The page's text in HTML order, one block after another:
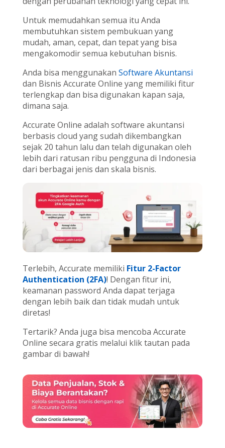
Untuk memudahkan semua itu Anda
membutuhkan sistem pembukuan yang
mudah, aman, cepat, dan tepat yang bisa
mengakomodir semua kebutuhan bisnis.
Anda bisa menggunakan Software Akuntansi
dan Bisnis Accurate Online yang memiliki fitur
terlengkap dan bisa digunakan kapan saja,
dimana saja.
Accurate Online adalah software akuntansi
berbasis cloud yang sudah dikembangkan
sejak 20 tahun lalu dan telah digunakan oleh
lebih dari ratusan ribu pengguna di Indonesia
dari berbagai jenis dan skala bisnis.
Terlebih, Accurate memiliki Fitur 2-Factor
Authentication (2FA)! Dengan fitur ini,
keamanan password Anda dapat terjaga
dengan lebih baik dan tidak mudah untuk
diretas!
Tertarik? Anda juga bisa mencoba Accurate
Online secara gratis melalui klik tautan pada
gambar di bawah!